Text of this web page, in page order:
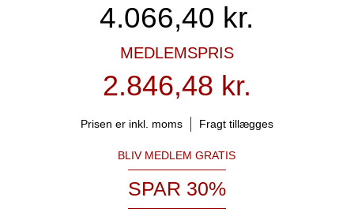
4.066,40 kr.
MEDLEMSPRIS
2.846,48 kr.
Prisen er inkl. moms Fragt tillægges
BLIV MEDLEM GRATIS
SPAR 30%